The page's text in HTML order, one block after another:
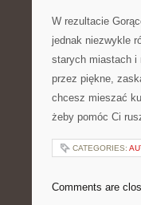
W rezultacie
jednak niezwykle
starych miastach i
przez piękne,
chcesz mieszać
żeby pomóc Ci
CATEGORIES:
Comments are